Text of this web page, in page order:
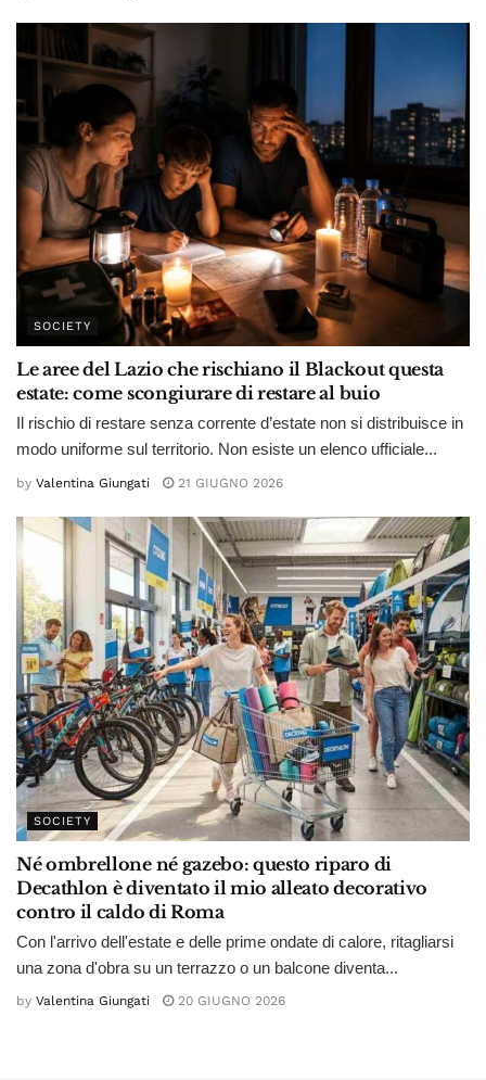
SOCIETY
Le aree del Lazio che rischiano il Blackout questa
estate: come scongiurare di restare al buio
Il rischio di restare senza corrente d’estate non si distribuisce in
modo uniforme sul territorio. Non esiste un elenco ufficiale...
by Valentina Giungati 21 GIUGNO 2026
SOCIETY
Né ombrellone né gazebo: questo riparo di
Decathlon è diventato il mio alleato decorativo
contro il caldo di Roma
Con l'arrivo dell'estate e delle prime ondate di calore, ritagliarsi
una zona d'obra su un terrazzo o un balcone diventa...
by Valentina Giungati 20 GIUGNO 2026